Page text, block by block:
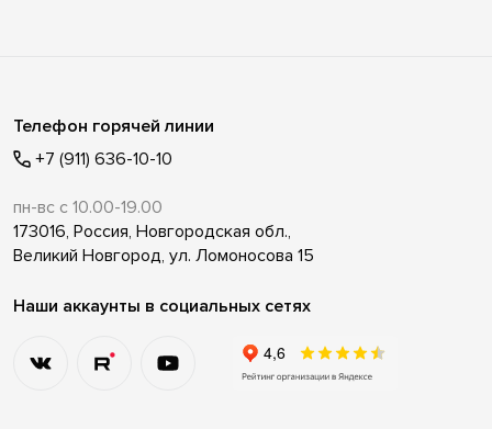
Телефон горячей линии
+7 (911) 636-10-10
пн-вс с 10.00-19.00
173016, Россия, Новгородская обл.,
Великий Новгород, ул. Ломоносова 15
Наши аккаунты в социальных сетях